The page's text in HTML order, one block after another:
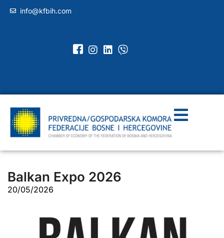
info@kfbih.com
Balkan Expo 2026
20/05/2026